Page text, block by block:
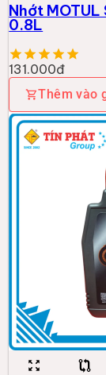
Nhớt MOTUL
0.8L
131.000đ
Thêm vào